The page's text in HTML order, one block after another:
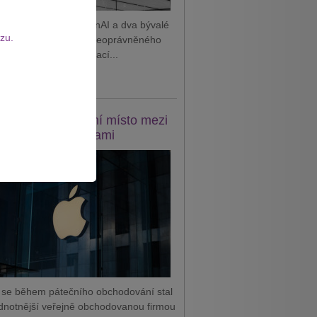
podal žalobu na OpenAI a dva bývalé
které viní z neoprávněného
důvěrných informací...
se vrátil na první místo mezi
firmami
během pátečního obchodování stal
veřejně obchodovanou firmou